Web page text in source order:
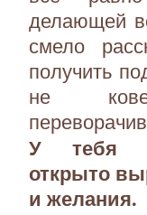
делающей
смело
получить
не
У тебя
открыто
и желания.